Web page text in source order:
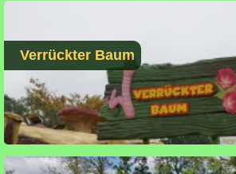
Verrückter Baum